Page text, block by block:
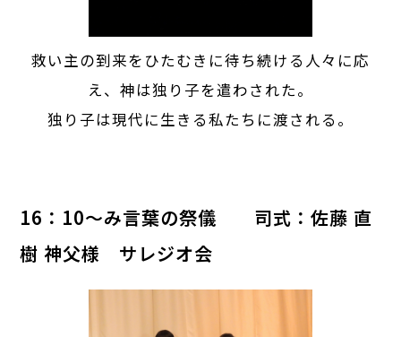
救い主の到来をひたむきに待ち続ける人々に応
え、神は独り子を遣わされた。
独り子は現代に生きる私たちに渡される。
16：10～み言葉の祭儀 司式：佐藤 直
樹 神父様 サレジオ会